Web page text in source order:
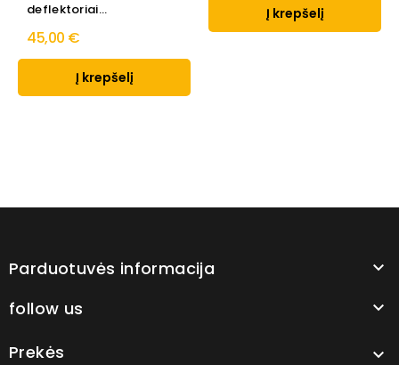
deflektoriai...
45,00 €
Į krepšelį
Į krepšelį
Parduotuvės informacija 
follow us 
Prekės 